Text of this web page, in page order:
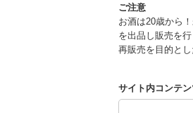
ご注意
お酒は20歳から
を出品し販売を
再販売を目的と
サイト内コンテ